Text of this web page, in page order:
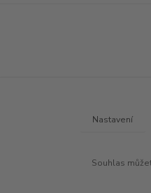
Nastavení
Souhlas